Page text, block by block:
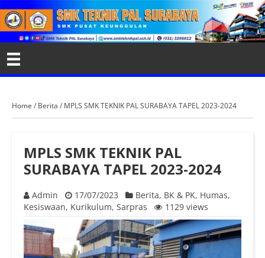
Home / Berita / MPLS SMK TEKNIK PAL SURABAYA TAPEL 2023-2024
MPLS SMK TEKNIK PAL
SURABAYA TAPEL 2023-2024
Admin 17/07/2023 Berita, BK & PK, Humas,
Kesiswaan, Kurikulum, Sarpras 1129 views